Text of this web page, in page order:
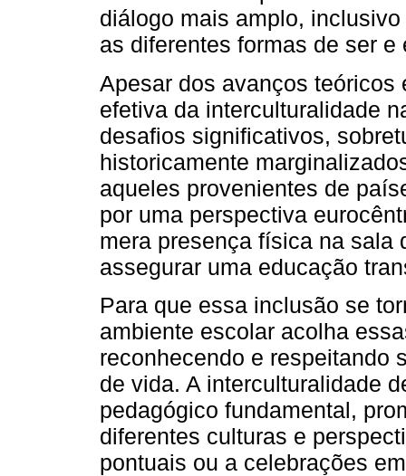
diálogo mais amplo,
as diferentes formas de ser e
Apesar dos avanços
efetiva da interculturalidade
desafios significativos,
historicamente
aqueles provenientes de
por uma perspectiva
mera presença física na sala
assegurar uma educação
Para que essa inclusão se
ambiente escolar acolha
reconhecendo e respeitando
de vida. A interculturalidade
pedagógico fundamental,
diferentes culturas e
pontuais ou a celebrações